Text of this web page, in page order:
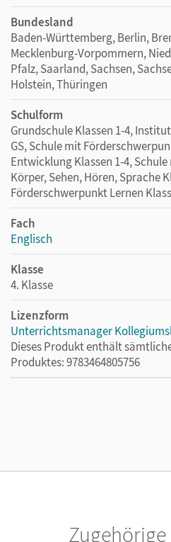
Bundesland
Baden-Württemberg, Berlin,
Mecklenburg-Vorpommern,
Pfalz, Saarland, Sachsen,
Holstein, Thüringen
Schulform
Grundschule Klassen 1-4,
GS, Schule mit
Entwicklung Klassen 1-4,
Körper, Sehen, Hören, Sprache
Förderschwerpunkt Lernen
Fach
Englisch
Klasse
4. Klasse
Lizenzform
Unterrichtsmanager
Dieses Produkt enthält
Produktes: 9783464805756
Unterrichtsmanagers solange